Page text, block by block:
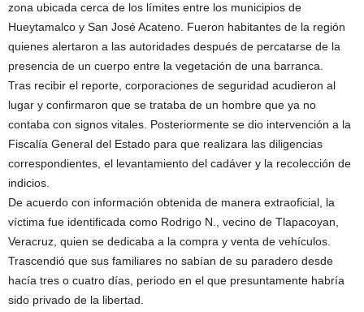
zona ubicada cerca de los límites entre los municipios de
Hueytamalco y San José Acateno. Fueron habitantes de la región
quienes alertaron a las autoridades después de percatarse de la
presencia de un cuerpo entre la vegetación de una barranca.
Tras recibir el reporte, corporaciones de seguridad acudieron al
lugar y confirmaron que se trataba de un hombre que ya no
contaba con signos vitales. Posteriormente se dio intervención a la
Fiscalía General del Estado para que realizara las diligencias
correspondientes, el levantamiento del cadáver y la recolección de
indicios.
De acuerdo con información obtenida de manera extraoficial, la
víctima fue identificada como Rodrigo N., vecino de Tlapacoyan,
Veracruz, quien se dedicaba a la compra y venta de vehículos.
Trascendió que sus familiares no sabían de su paradero desde
hacía tres o cuatro días, periodo en el que presuntamente habría
sido privado de la libertad.